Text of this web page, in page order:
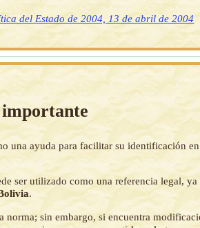
del Estado de 2004, 13 de abril de 2004
una ayuda para facilitar su identificación
ser utilizado como una referencia legal, ya
.
sin embargo, si encuentra